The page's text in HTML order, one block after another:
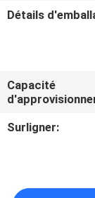
D'USINE
DE
QUALITÉ
NOUS
Détails
Capacité
Surligner: